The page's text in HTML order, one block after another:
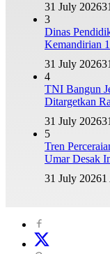
31 July 2026
3
Dinas
Kemandirian
31 July 2026
4
TNI Bangun
Ditargetkan
31 July 2026
5
Tren
Umar Desak
31 July 20261